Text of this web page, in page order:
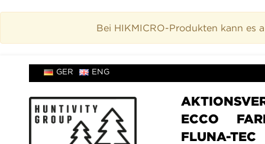
Bei HIKMICRO-Produkten kann es
GER ENG
ECCO
FLUNA-TEC